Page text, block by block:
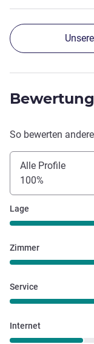
So bewerten
Alle Profile
100%
Lage
Zimmer
Service
Internet